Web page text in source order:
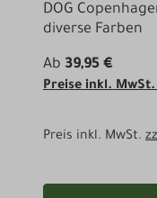
DOG
diverse Farben
Ab 39,95 €
Preise inkl.
Preis inkl. MwSt.